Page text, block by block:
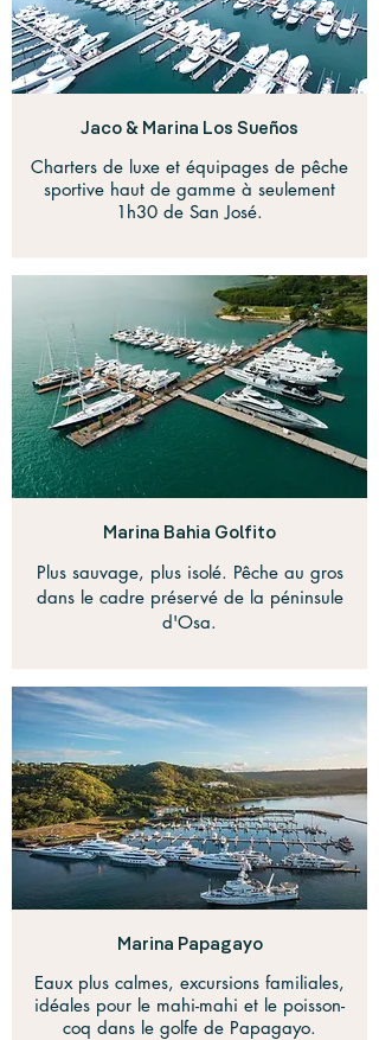
Jaco & Marina Los Sueños
Charters de luxe et équipages de pêche
sportive haut de gamme à seulement
1h30 de San José.
Marina Bahia Golfito
Plus sauvage, plus isolé. Pêche au gros
dans le cadre préservé de la péninsule
d'Osa.
Marina Papagayo
Eaux plus calmes, excursions familiales,
idéales pour le mahi-mahi et le poisson-
coq dans le golfe de Papagayo.